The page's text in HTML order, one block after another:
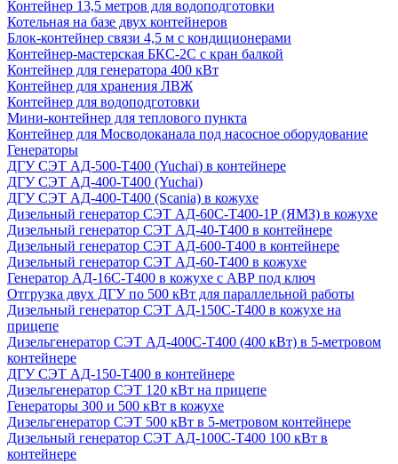
Контейнер 13,5 метров для водоподготовки
Котельная на базе двух контейнеров
Блок-контейнер связи 4,5 м с кондиционерами
Контейнер-мастерская БКС-2С с кран балкой
Контейнер для генератора 400 кВт
Контейнер для хранения ЛВЖ
Контейнер для водоподготовки
Мини-контейнер для теплового пункта
Контейнер для Мосводоканала под насосное оборудование
Генераторы
ДГУ СЭТ АД-500-Т400 (Yuchai) в контейнере
ДГУ СЭТ АД-400-Т400 (Yuchai)
ДГУ СЭТ АД-400-Т400 (Scania) в кожухе
Дизельный генератор СЭТ АД-60С-Т400-1Р (ЯМЗ) в кожухе
Дизельный генератор СЭТ АД-40-Т400 в контейнере
Дизельный генератор СЭТ АД-600-Т400 в контейнере
Дизельный генератор СЭТ АД-60-Т400 в кожухе
Генератор АД-16С-Т400 в кожухе с АВР под ключ
Отгрузка двух ДГУ по 500 кВт для параллельной работы
Дизельный генератор СЭТ АД-150С-Т400 в кожухе на
прицепе
Дизельгенератор СЭТ АД-400С-Т400 (400 кВт) в 5-метровом
контейнере
ДГУ СЭТ АД-150-Т400 в контейнере
Дизельгенератор СЭТ 120 кВт на прицепе
Генераторы 300 и 500 кВт в кожухе
Дизельгенератор СЭТ 500 кВт в 5-метровом контейнере
Дизельный генератор СЭТ АД-100С-Т400 100 кВт в
контейнере